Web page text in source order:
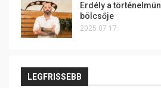
Erdély a
bölcsője
2025.07.17.
LEGFRISSEBB